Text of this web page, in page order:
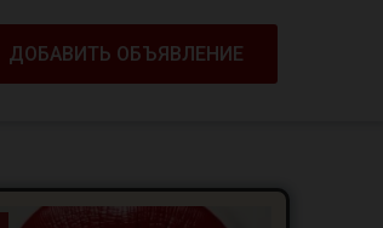
ДОБАВИТЬ ОБЪЯВЛЕНИЕ